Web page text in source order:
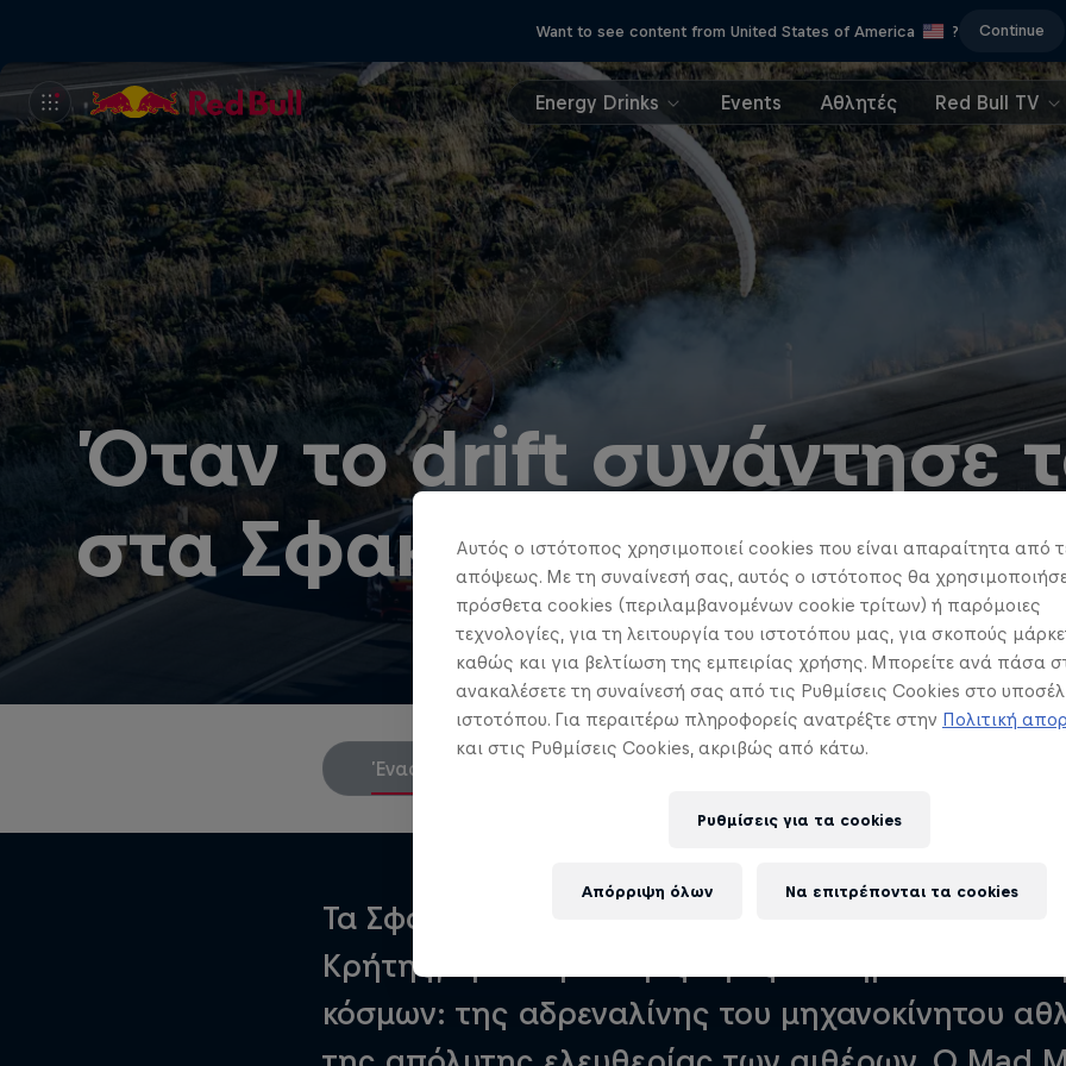
Want to see content from United States of America ? Continue
Energy Drinks Events Αθλητές Red Bull TV
Όταν το drift συνάντησε
στα Σφακιά
Ένας δρόμος για τολμηρούς
Τα Σφακιά, η ιστορική και επιβλητική επαρχία της
Κρήτης, έγιναν για λίγες ώρες το σημείο
κόσμων: της αδρεναλίνης του μηχανοκίνητου
Αυτός ο ιστότοπος χρησιμοποιεί cookies που είναι απαραίτητα από
απόψεως. Με τη συναίνεσή σας, αυτός ο ιστότοπος θα
πρόσθετα cookies (περιλαμβανομένων cookie τρίτων) ή παρόμοιες
τεχνολογίες, για τη λειτουργία του ιστοτόπου μας, για σκοπούς
καθώς και για βελτίωση της εμπειρίας χρήσης. Μπορείτε ανά πάσα
ανακαλέσετε τη συναίνεσή σας από τις Ρυθμίσεις Cookies στο
ιστοτόπου. Για περαιτέρω πληροφορείς ανατρέξτε στην Πολιτική
και στις Ρυθμίσεις Cookies, ακριβώς από κάτω.
Ρυθμίσεις για τα cookies
Απόρριψη όλων Να επιτρέπονται τα cookies